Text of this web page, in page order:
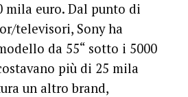
mila euro. Dal punto di
televisori, Sony ha
da 55“ sotto i 5000
più di 25 mila
un altro brand,